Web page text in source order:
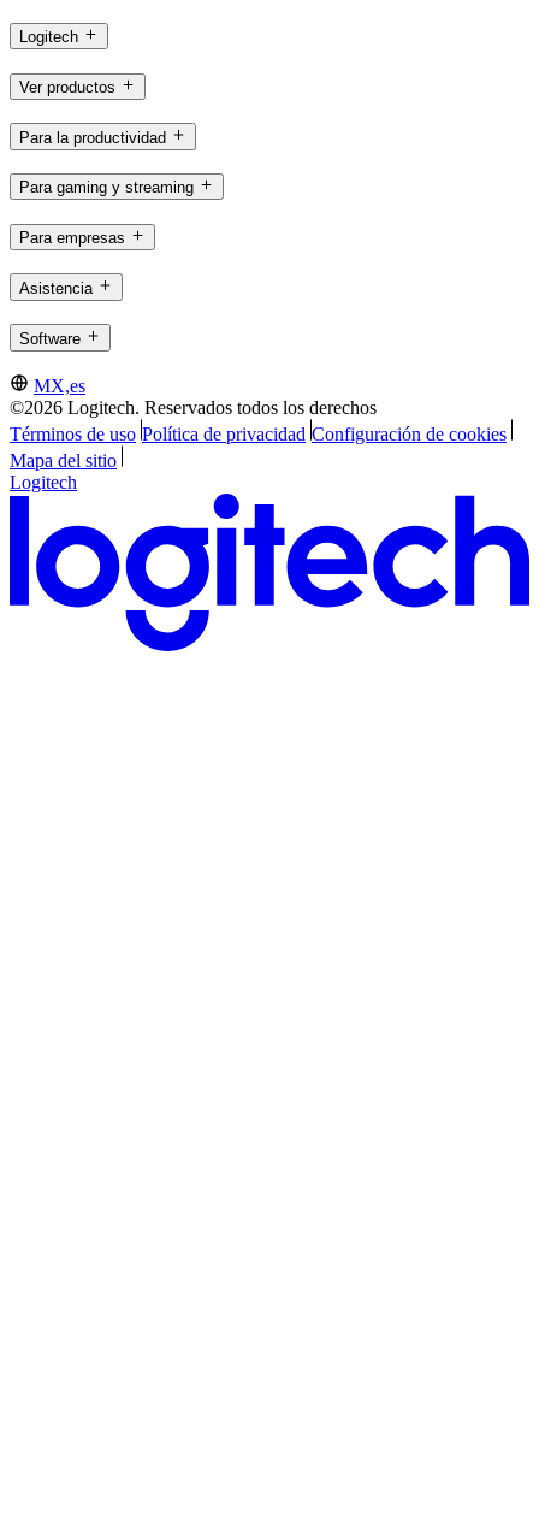
Logitech
Ver productos
Para la productividad
Para gaming y streaming
Para empresas
Asistencia
Software
MX,es
©2026 Logitech. Reservados todos los derechos
Términos de uso Política de privacidad Configuración de cookies
Mapa del sitio
Logitech